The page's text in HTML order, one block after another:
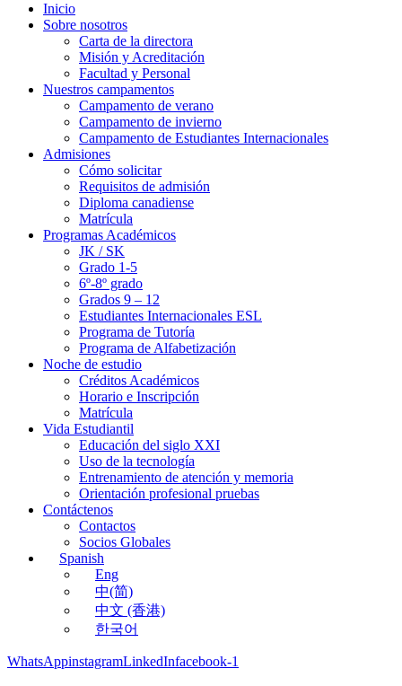
Inicio
Sobre nosotros
Carta de la directora
Misión y Acreditación
Facultad y Personal
Nuestros campamentos
Campamento de verano
Campamento de invierno
Campamento de Estudiantes Internacionales
Admisiones
Cómo solicitar
Requisitos de admisión
Diploma canadiense
Matrícula
Programas Académicos
JK / SK
Grado 1-5
6º-8º grado
Grados 9 – 12
Estudiantes Internacionales ESL
Programa de Tutoría
Programa de Alfabetización
Noche de estudio
Créditos Académicos
Horario e Inscripción
Matrícula
Vida Estudiantil
Educación del siglo XXI
Uso de la tecnología
Entrenamiento de atención y memoria
Orientación profesional pruebas
Contáctenos
Contactos
Socios Globales
Spanish
Eng
中(简)
中文 (香港)
한국어
WhatsAppinstagramLinkedInfacebook-1